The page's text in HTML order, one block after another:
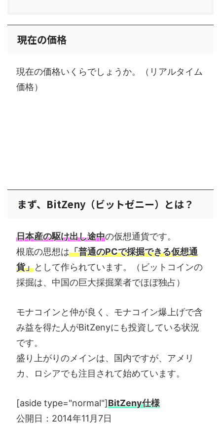
現在の価格
現在の価格いくらでしょうか。（リアルタイム
価格）
まず、BitZeny（ビットゼニー）とは？
日本産の駆け出し途中の仮想通貨です。
根底の思想は「普通のPCで採掘できる仮想通
貨」として作られています。（ビットコインの
採掘は、中国の巨大採掘業者でほぼ独占）
モナコインと仲が良く、モナコイン爆上げで含
み益を得た人がBitZenyにも投資している状況
です。
盛り上がりのメインは、国内ですが、アメリ
カ、ロシアでも注目されて始めています。
[aside type="normal"]BitZeny仕様
公開日：2014年11月7日